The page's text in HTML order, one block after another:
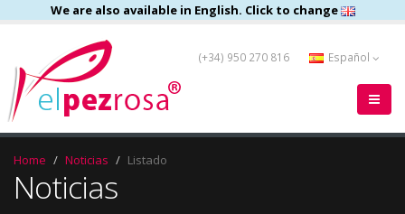
We are also available in English. Click to change
(+34) 950 270 816 Español
Home Noticias Listado
Noticias